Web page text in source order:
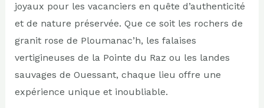
joyaux pour les vacanciers en quête d’authenticité
et de nature préservée. Que ce soit les rochers de
granit rose de Ploumanac’h, les falaises
vertigineuses de la Pointe du Raz ou les landes
sauvages de Ouessant, chaque lieu offre une
expérience unique et inoubliable.